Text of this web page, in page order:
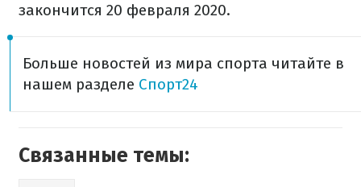
закончится 20 февраля 2020.
Больше новостей из мира спорта читайте в
нашем разделе Спорт24
Связанные темы: